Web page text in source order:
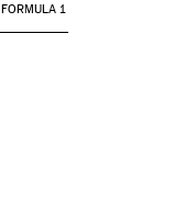
FORMULA 1